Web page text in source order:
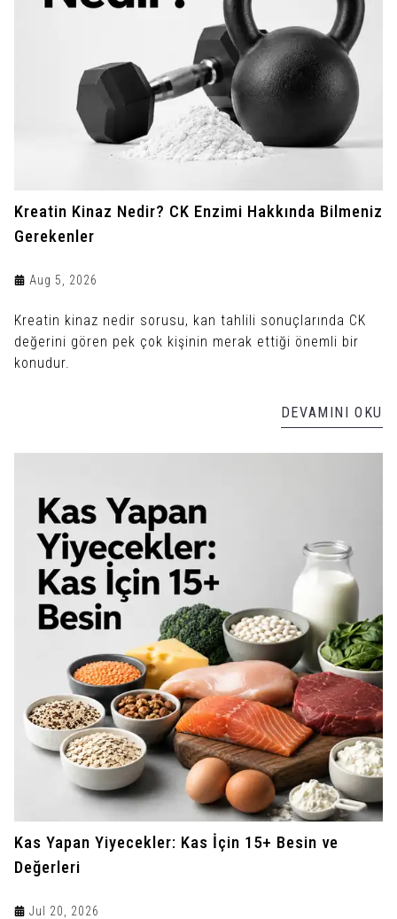
Kreatin Kinaz Nedir? CK Enzimi Hakkında Bilmeniz
Gerekenler
Aug 5, 2026
Kreatin kinaz nedir sorusu, kan tahlili sonuçlarında CK
değerini gören pek çok kişinin merak ettiği önemli bir
konudur.
DEVAMINI OKU
Kas Yapan Yiyecekler: Kas İçin 15+ Besin ve
Değerleri
Jul 20, 2026